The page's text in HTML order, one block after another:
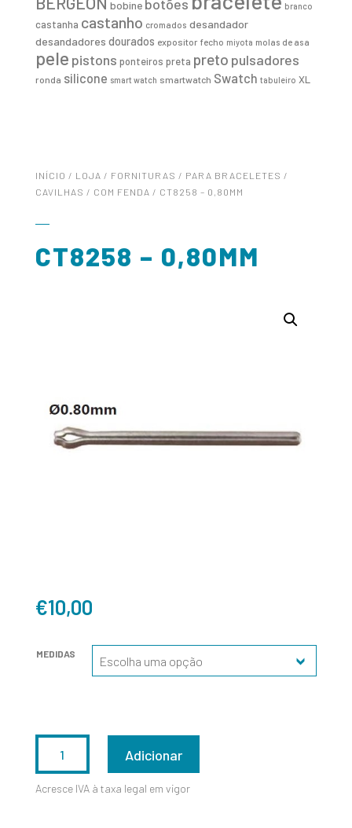
bobine botões branco
castanha castanho cromados desandador
desandadores dourados expositor fecho miyota molas de asa
pele pistons ponteiros preta preto pulsadores
ronda silicone smart watch smartwatch Swatch tabuleiro XL
INÍCIO / LOJA / FORNITURAS / PARA BRACELETES /
CAVILHAS / COM FENDA / CT8258 – 0,80MM
CT8258 – 0,80MM
€10,00
MEDIDAS
DE
Adicionar
Acresce IVA à taxa legal em vigor